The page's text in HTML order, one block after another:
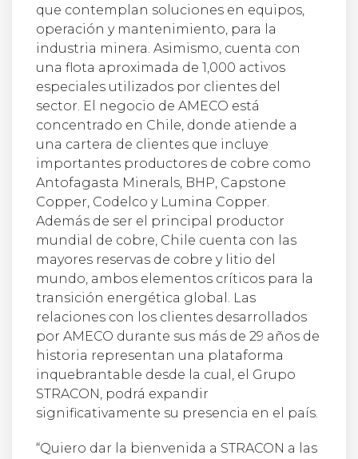
que contemplan soluciones en equipos,
operación y mantenimiento, para la
industria minera. Asimismo, cuenta con
una flota aproximada de 1,000 activos
especiales utilizados por clientes del
sector. El negocio de AMECO está
concentrado en Chile, donde atiende a
una cartera de clientes que incluye
importantes productores de cobre como
Antofagasta Minerals, BHP, Capstone
Copper, Codelco y Lumina Copper.
Además de ser el principal productor
mundial de cobre, Chile cuenta con las
mayores reservas de cobre y litio del
mundo, ambos elementos críticos para la
transición energética global. Las
relaciones con los clientes desarrollados
por AMECO durante sus más de 29 años de
historia representan una plataforma
inquebrantable desde la cual, el Grupo
STRACON, podrá expandir
significativamente su presencia en el país.
“Quiero dar la bienvenida a STRACON a las